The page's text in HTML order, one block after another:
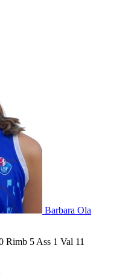
Barbara Ola
Rimb 5 Ass 1 Val 11